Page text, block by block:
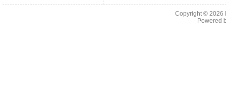
Copyright © 2026
Powered